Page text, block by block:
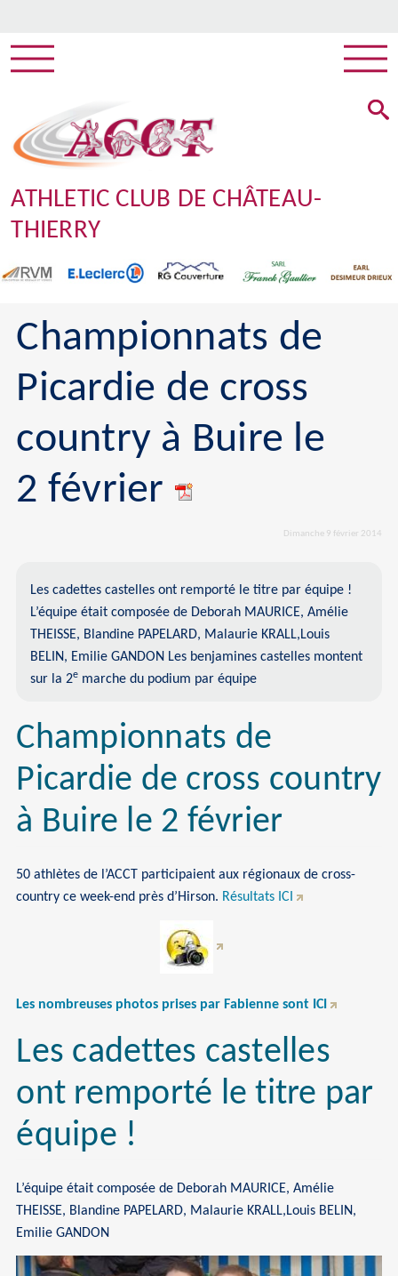
ATHLETIC CLUB DE CHÂTEAU-
THIERRY
Championnats de
Picardie de cross
country à Buire le
2 février
Dimanche 9 février 2014
Les cadettes castelles ont remporté le titre par équipe !
L’équipe était composée de Deborah MAURICE, Amélie
THEISSE, Blandine PAPELARD, Malaurie KRALL,Louis
BELIN, Emilie GANDON Les benjamines castelles montent
sur la 2e marche du podium par équipe
Championnats de
Picardie de cross country
à Buire le 2 février
50 athlètes de l’ACCT participaient aux régionaux de cross-
country ce week-end près d’Hirson. Résultats ICI
Les nombreuses photos prises par Fabienne sont ICI
Les cadettes castelles
ont remporté le titre par
équipe !
L’équipe était composée de Deborah MAURICE, Amélie
THEISSE, Blandine PAPELARD, Malaurie KRALL,Louis BELIN,
Emilie GANDON